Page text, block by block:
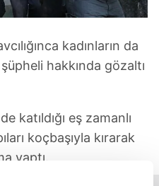
kadınların da
hakkında gözaltı
katıldığı eş zamanlı
koçbaşıyla kırarak
yaptı.